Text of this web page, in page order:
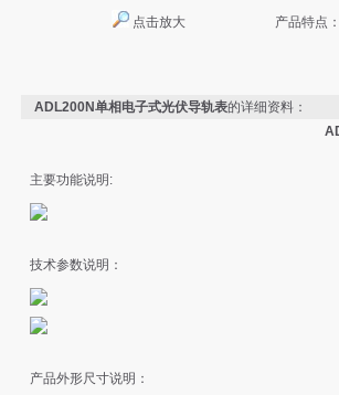
点击放大 产品特点：
ADL200N单相电子式光伏导轨表的详细资料：
主要功能说明:
技术参数说明：
产品外形尺寸说明：